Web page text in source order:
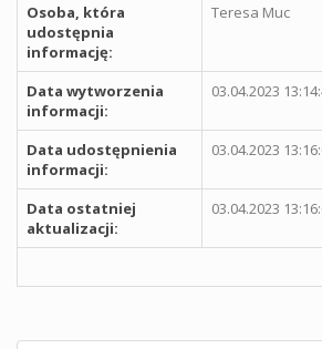
Osoba, która
udostępnia
informację:
Teresa Muc
Data wytworzenia
informacji:
03.04.2023
Data udostępnienia
informacji:
03.04.2023
Data ostatniej
aktualizacji:
03.04.2023